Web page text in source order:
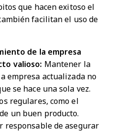
que hacen exitoso el
facilitan el uso de
de la empresa
valioso: Mantener la
empresa actualizada no
se hace una sola vez.
regulares, como el
un buen producto.
responsable de asegurar